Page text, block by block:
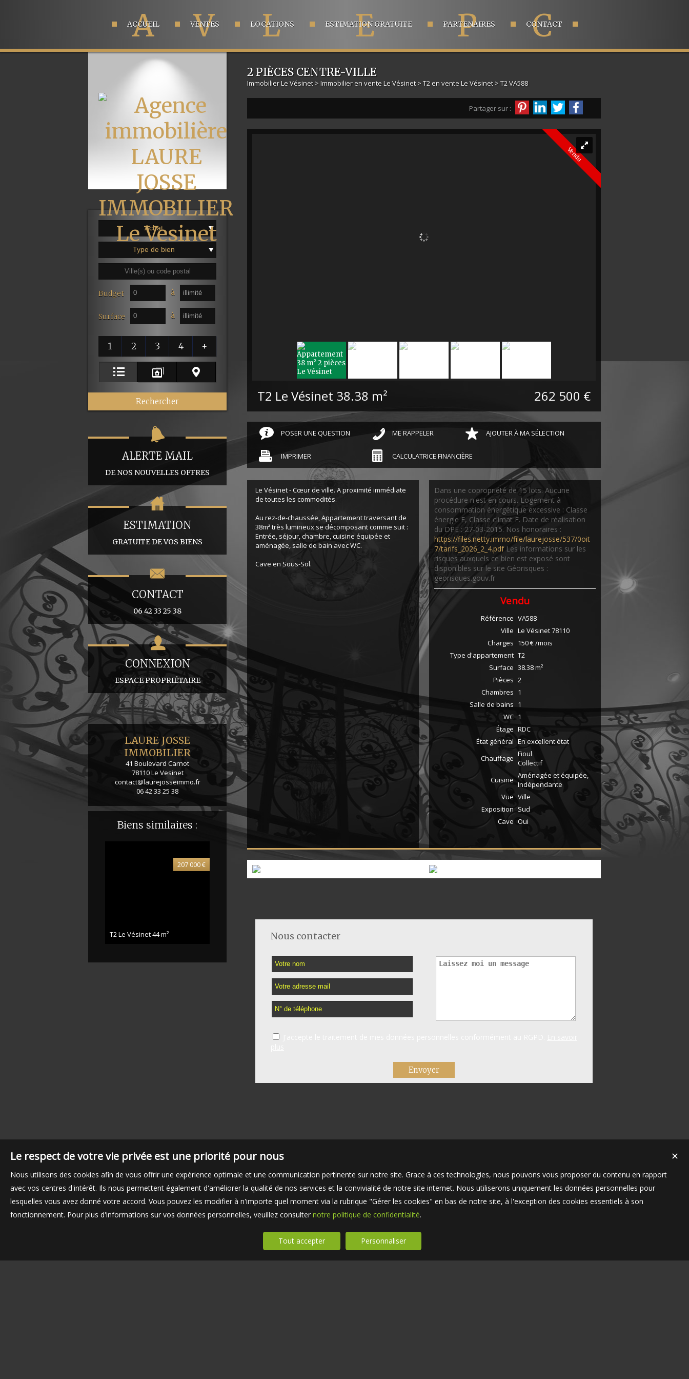
A
ACCUEIL V
VENTES L
LOCATIONS E
ESTIMATION GRATUITE P
PARTENAIRES C
CONTACT
Achat
Type de bien
Budget à
Surface à
1 2 3 4 +
ALERTE MAIL
DE NOS NOUVELLES OFFRES
ESTIMATION
GRATUITE DE VOS BIENS
CONTACT
06 42 33 25 38
CONNEXION
ESPACE PROPRIÉTAIRE
LAURE JOSSE
IMMOBILIER
41 Boulevard Carnot
78110Le Vesinet
contact@laurejosseimmo.fr
06 42 33 25 38
Biens similaires :
207 000 €
T2 Le Vésinet44 m²
2 PIÈCES CENTRE-VILLE
Immobilier Le Vésinet > Immobilier en vente Le Vésinet > T2 en vente Le Vésinet > T2 VA588
Partager sur :
Vendu
T2 Le Vésinet 38.38 m² 262 500 €
POSER UNE QUESTION ME RAPPELER AJOUTER À MA SÉLECTION
IMPRIMER CALCULATRICE FINANCIÈRE
Le Vésinet - Cœur de ville. A proximité immédiate
de toutes les commodités.
Au rez-de-chaussée, Appartement traversant de
38m² très lumineux se décomposant comme suit :
Entrée, séjour, chambre, cuisine équipée et
aménagée, salle de bain avec WC.
Cave en Sous-Sol.
Dans une copropriété de 15 lots. Aucune
procédure n'est en cours. Logement à
consommation énergétique excessive : Classe
énergie F, Classe climat F. Date de réalisation
du DPE : 27-03-2015. Nos honoraires :
https://files.netty.immo/file/laurejosse/537/0oit
7/tarifs_2026_2_4.pdfLes informations sur les
risques auxquels ce bien est exposé sont
disponibles sur le site Géorisques :
georisques.gouv.fr
Vendu
Référence VA588
Ville Le Vésinet78110
Charges 150 € /mois
Type d'appartement T2
Surface 38.38m²
Pièces 2
Chambres 1
Salle de bains 1
WC 1
Étage RDC
État général En excellent état
Chauffage Fioul
Collectif
Cuisine Aménagée et équipée,
Indépendante
Vue Ville
Exposition Sud
Cave Oui
Nous contacter
✕
Le respect de votre vie privée est une priorité pour nous
Nous utilisons des cookies afin de vous offrir une expérience optimale et une communication pertinente sur notre site. Grace à ces technologies, nous pouvons vous proposer du contenu en rapport
avec vos centres d'intérêt. Ils nous permettent également d'améliorer la qualité de nos services et la convivialité de notre site internet. Nous utiliserons uniquement les données personnelles pour
lesquelles vous avez donné votre accord. Vous pouvez les modifier à n'importe quel moment via la rubrique "Gérer les cookies" en bas de notre site, à l'exception des cookies essentiels à son
fonctionnement. Pour plus d'informations sur vos données personnelles, veuillez consulter notre politique de confidentialité.
Tout accepter Personnaliser